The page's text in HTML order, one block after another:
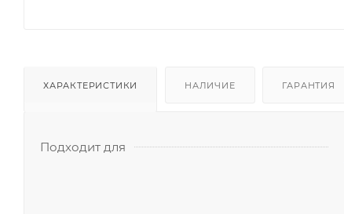
ХАРАКТЕРИСТИКИ НАЛИЧИЕ ГАРАНТИЯ
Подходит для